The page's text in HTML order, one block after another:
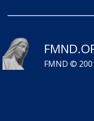
FMND ©